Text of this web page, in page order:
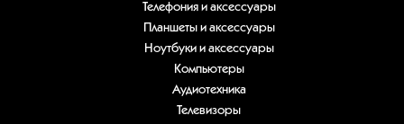
Телефония и аксессуары
Планшеты и аксессуары
Ноутбуки и аксессуары
Компьютеры
Аудиотехника
Телевизоры